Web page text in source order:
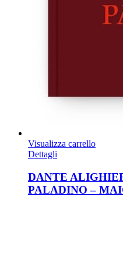
Visualizza carrello
Dettagli
DANTE
PALADINO –